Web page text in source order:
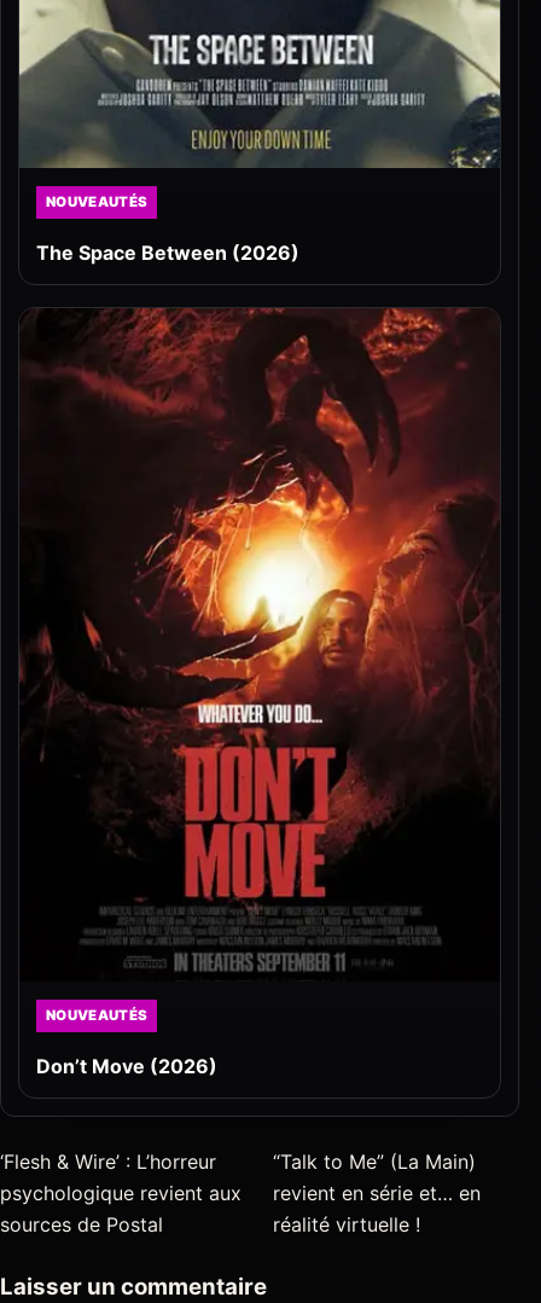
NOUVEAUTÉS
The Space Between (2026)
NOUVEAUTÉS
Don’t Move (2026)
‘Flesh & Wire’ : L’horreur
psychologique revient aux
sources de Postal
“Talk to Me” (La Main)
revient en série et… en
réalité virtuelle !
Laisser un commentaire